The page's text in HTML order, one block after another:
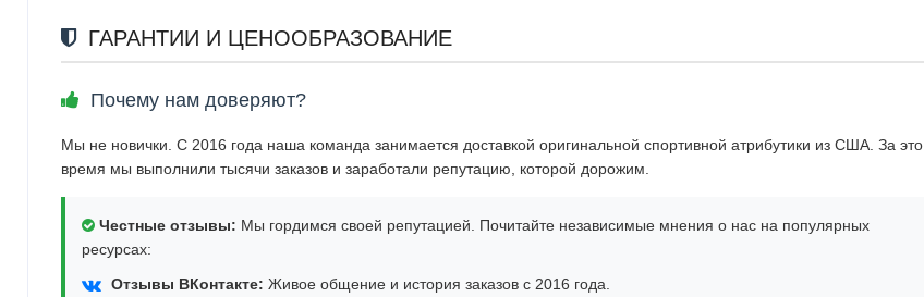
ГАРАНТИИ И ЦЕНООБРАЗОВАНИЕ
Почему нам доверяют?
Мы не новички. С 2016 года наша команда занимается доставкой оригинальной спортивной атрибутики из США. За это
время мы выполнили тысячи заказов и заработали репутацию, которой дорожим.
Честные отзывы: Мы гордимся своей репутацией. Почитайте независимые мнения о нас на популярных
ресурсах:
Отзывы ВКонтакте: Живое общение и история заказов с 2016 года.